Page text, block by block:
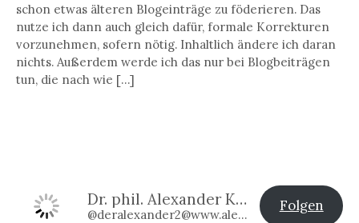
schon etwas älteren Blogeinträge zu föderieren. Das
nutze ich dann auch gleich dafür, formale Korrekturen
vorzunehmen, sofern nötig. Inhaltlich ändere ich daran
nichts. Außerdem werde ich das nur bei Blogbeiträgen
tun, die nach wie […]
Dr. phil. Alexander Klier
@deralexander2@www.alexander-klier.net
Folgen